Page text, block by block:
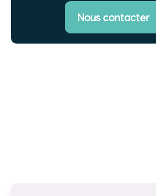
Nous contacter